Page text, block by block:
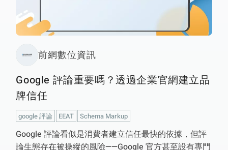
前網數位資訊
Google 評論重要嗎？透過企業官網建立品
牌信任
google 評論 EEAT Schema Markup
Google 評論看似是消費者建立信任最快的依據，但評
論生態存在被操縱的風險——Google 官方甚至設有專門